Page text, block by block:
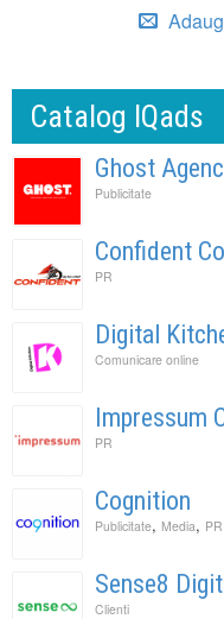
Catalog IQads
Ghost
Publicitate
Confident
PR
Digital
Comunicare online
Impressum
PR
Cognition
Publicitate, Media, PR
Sense8
Clienti